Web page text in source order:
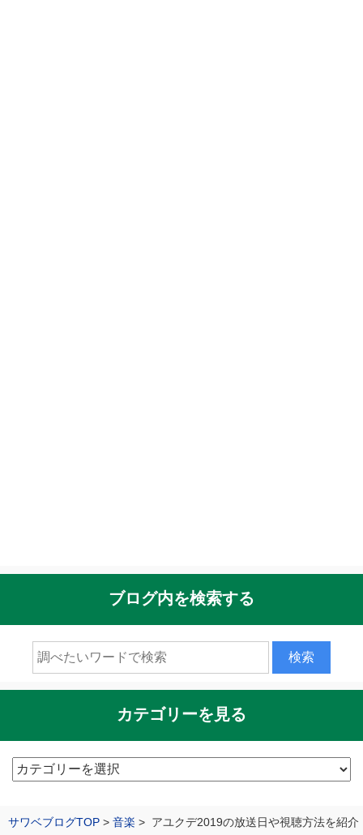
サワベブログTOP 音楽 アユクデ2019の放送日や視聴方法を紹
ブログ内を検索する
カテゴリーを見る
カ